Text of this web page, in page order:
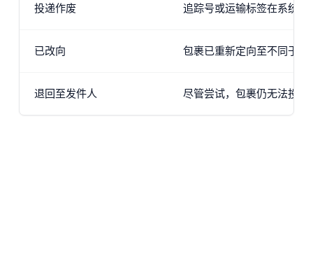
投递作废 追踪号或运输标签在系统
已改向 包裹已重新定向至不同于
退回至发件人 尽管尝试，包裹仍无法投